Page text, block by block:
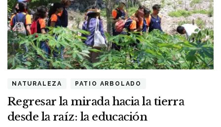
NATURALEZA PATIO ARBOLADO
Regresar la mirada hacia la tierra
desde la raíz: la educación